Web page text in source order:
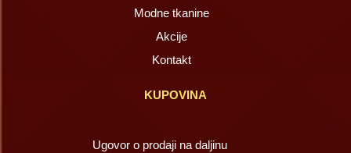
Modne tkanine
Akcije
Kontakt
KUPOVINA
Ugovor o prodaji na daljinu